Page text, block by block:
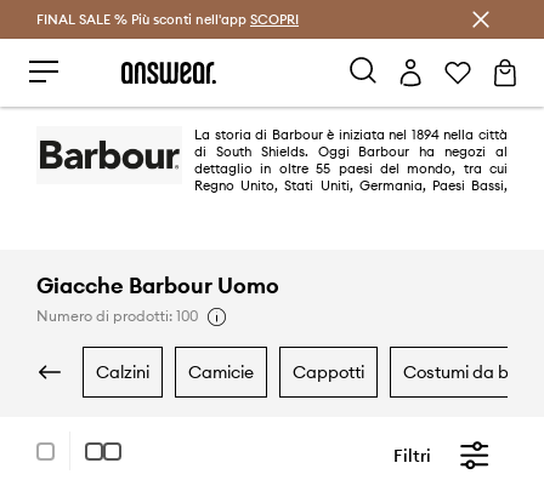
Risparmia con Answear Club >
FINAL SALE % Più sconti nell'app SCOPRI
La storia di Barbour è iniziata nel 1894 nella città
di South Shields. Oggi Barbour ha negozi al
dettaglio in oltre 55 paesi del mondo, tra cui
Regno Unito, Stati Uniti, Germania, Paesi Bassi,
Giacche Barbour Uomo
Numero di prodotti: 100
calzini camicie cappotti costumi da
Filtri